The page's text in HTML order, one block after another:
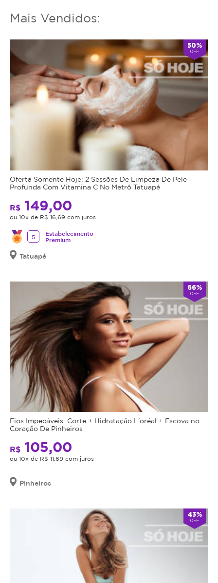
Mais Vendidos:
50%
OFF
Oferta Somente Hoje: 2 Sessões De Limpeza De Pele
Profunda Com Vitamina C No Metrô Tatuapé
R$ 149,00
ou 10x de R$ 16,69 com juros
5
Estabelecimento
Premium
Tatuapé
66%
OFF
Fios Impecáveis: Corte + Hidratação L'oréal + Escova no
Coração De Pinheiros
R$ 105,00
ou 10x de R$ 11,69 com juros
Pinheiros
43%
OFF